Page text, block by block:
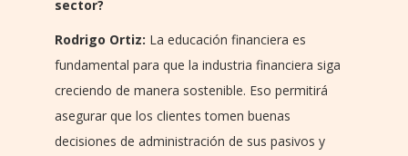
sector?
Rodrigo Ortiz: La educación financiera es
fundamental para que la industria financiera siga
creciendo de manera sostenible. Eso permitirá
asegurar que los clientes tomen buenas
decisiones de administración de sus pasivos y